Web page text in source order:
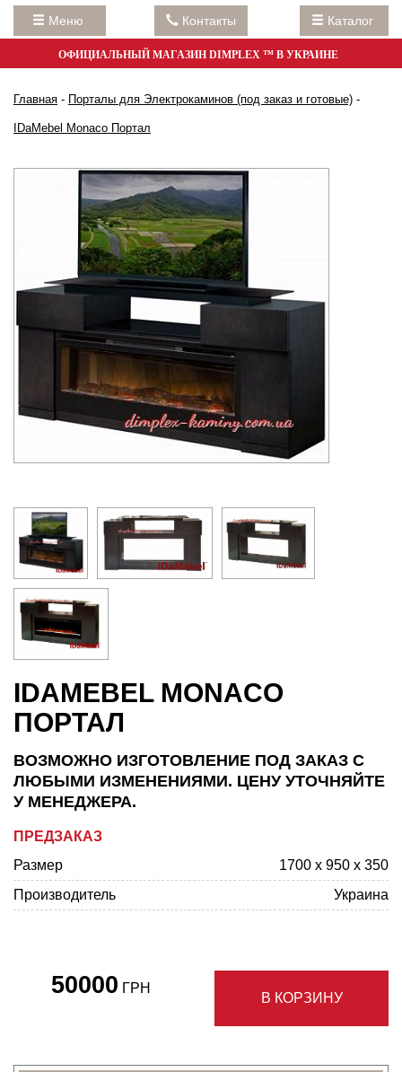
Меню Контакты Каталог
ОФИЦИАЛЬНЫЙ МАГАЗИН DIMPLEX ™ В УКРАИНЕ
Главная - Порталы для Электрокаминов (под заказ и готовые) -
IDaMebel Monaco Портал
IDAMEBEL MONACO
ПОРТАЛ
ВОЗМОЖНО ИЗГОТОВЛЕНИЕ ПОД ЗАКАЗ С
ЛЮБЫМИ ИЗМЕНЕНИЯМИ. ЦЕНУ УТОЧНЯЙТЕ
У МЕНЕДЖЕРА.
ПРЕДЗАКАЗ
Размер
1700 x 950 x 350
Производитель
Украина
50000 ГРН
В КОРЗИНУ